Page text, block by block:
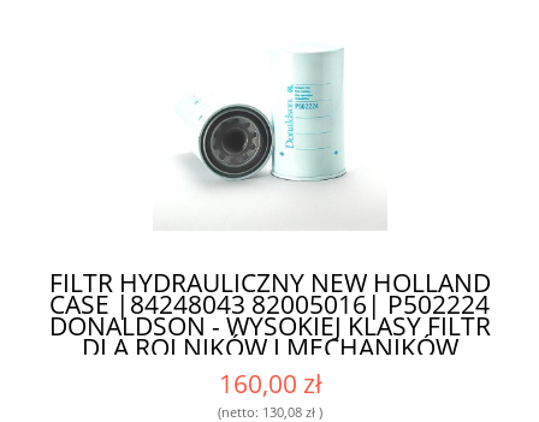
FILTR HYDRAULICZNY NEW HOLLAND
CASE |84248043 82005016| P502224
DONALDSON - WYSOKIEJ KLASY FILTR
DLA ROLNIKÓW I MECHANIKÓW
160,00 zł
(netto: 130,08 zł)